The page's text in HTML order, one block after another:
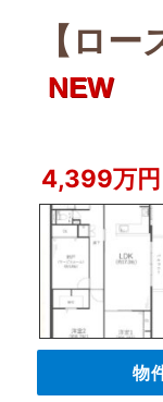
【ロー
NEW
4,399万円
物